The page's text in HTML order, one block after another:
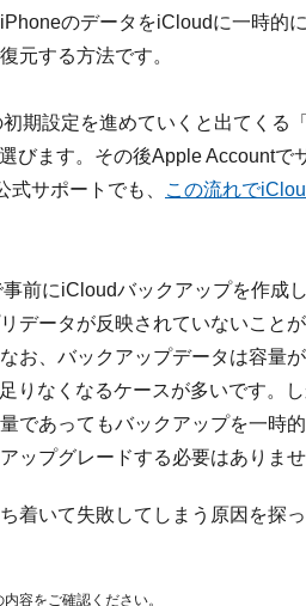
のデータをiCloudに一時的
元する方法です。
期設定を進めていくと出てくる
びます。その後Apple Account
サポートでも、
この流れで
前にiCloudバックアップを作成
データが反映されていないこと
お、バックアップデータは容量
りなくなるケースが多いです。
であってもバックアップを一時
ップグレードする必要はありませ
着いて失敗してしまう原因を探
容をご確認ください。